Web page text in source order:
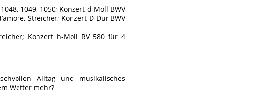
1049, 1050; Konzert d-Moll BWV
Streicher; Konzert D-Dur BWV
Konzert h-Moll RV 580 für 4
Alltag und musikalisches
Wetter mehr?